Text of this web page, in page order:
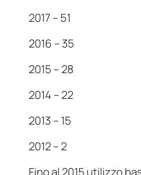
2017 – 51
2016 – 35
2015 – 28
2014 – 22
2013 – 15
2012 – 2
Fino al 2015 utilizzo